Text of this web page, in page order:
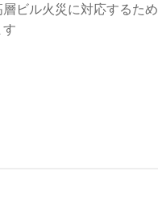
ビル火災に対応するため